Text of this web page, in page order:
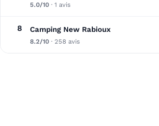
5.0/10 · 1 avis
8 Camping New Rabioux
8.2/10 · 258 avis